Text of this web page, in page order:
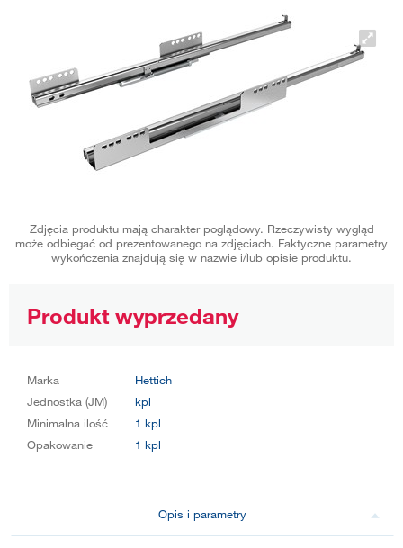
Zdjęcia produktu mają charakter poglądowy. Rzeczywisty wygląd
może odbiegać od prezentowanego na zdjęciach. Faktyczne parametry
wykończenia znajdują się w nazwie i/lub opisie produktu.
Produkt wyprzedany
Marka
Hettich
Jednostka (JM)
kpl
Minimalna ilość
1 kpl
Opakowanie
1 kpl
Opis i parametry